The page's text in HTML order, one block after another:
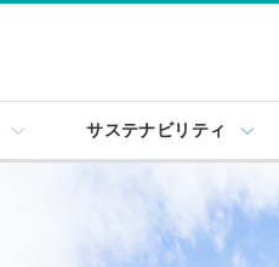
サステナビリティ